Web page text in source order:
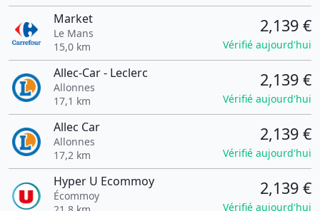
Market
Le Mans
15,0 km
2,139 €
Vérifié aujourd'hui
Allec-Car - Leclerc
Allonnes
17,1 km
2,139 €
Vérifié aujourd'hui
Allec Car
Allonnes
17,2 km
2,139 €
Vérifié aujourd'hui
Hyper U Ecommoy
Écommoy
2,139 €
Vérifié aujourd'hui